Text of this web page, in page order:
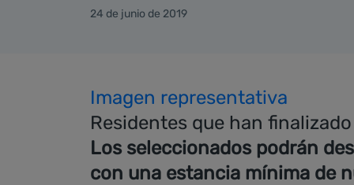
24 de junio de 2019
Imagen representativa
Residentes que han
Los seleccionados podrán
con una estancia mínima de